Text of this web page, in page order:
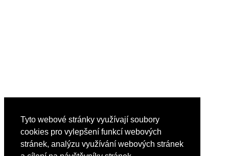
Tyto webové stránky využívají soubory
cookies pro vylepšení funkcí webových
stránek, analýzu využívání webových stránek